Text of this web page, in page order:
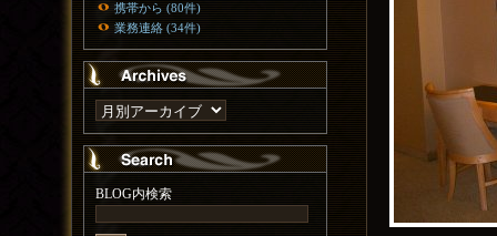
携帯から (80件)
業務連絡 (34件)
BLOG内検索